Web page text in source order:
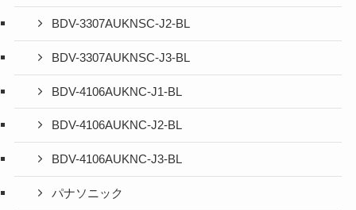
BDV-3307AUKNSC-J2-BL
BDV-3307AUKNSC-J3-BL
BDV-4106AUKNC-J1-BL
BDV-4106AUKNC-J2-BL
BDV-4106AUKNC-J3-BL
パナソニック